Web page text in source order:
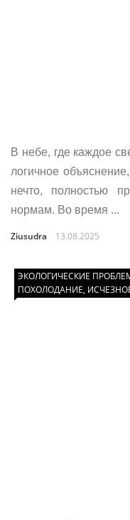
В небе, где каждое
логичное
нечто, полностью
нормам. Во время ...
Ziusudra 13.08.2025
ЭКОЛОГИЧЕСКИЕ
ПОХОЛОДАНИЕ,